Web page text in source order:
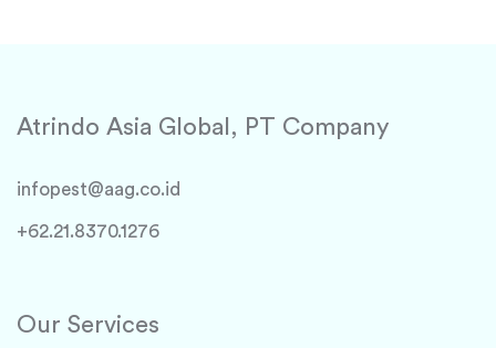
Atrindo Asia Global, PT Company
infopest@aag.co.id
+62.21.8370.1276
Our Services